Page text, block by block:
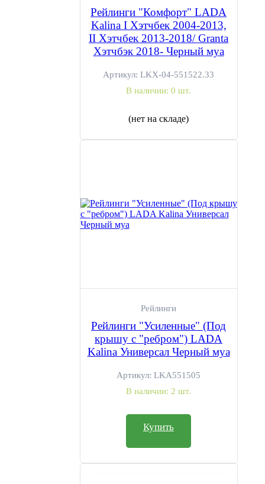
Рейлинги "Комфорт" LADA
Kalina I Хэтчбек 2004-2013,
II Хэтчбек 2013-2018/ Granta
Хэтчбэк 2018- Черный муа
Артикул: LKX-04-551522.33
В наличии: 0 шт.
(нет на складе)
Рейлинги
Рейлинги "Усиленные" (Под
крышу с "ребром") LADA
Kalina Универсал Черный муа
Артикул: LKA551505
В наличии: 2 шт.
Купить